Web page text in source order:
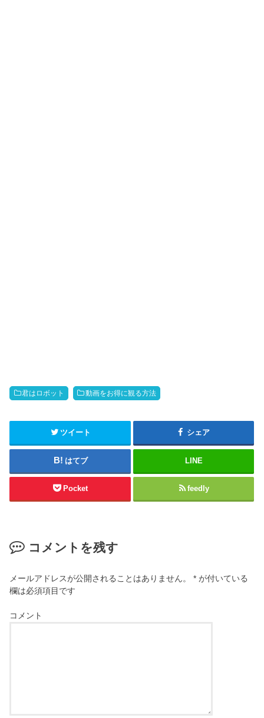
君はロボット 動画をお得に観る方法
ツイート シェア
はてブ LINE
Pocket feedly
コメントを残す
メールアドレスが公開されることはありません。 * が付いている
欄は必須項目です
コメント